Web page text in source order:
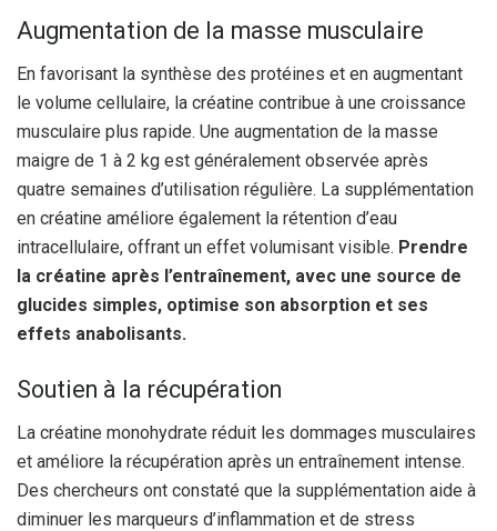
Augmentation de la masse musculaire
En favorisant la synthèse des protéines et en augmentant
le volume cellulaire, la créatine contribue à une croissance
musculaire plus rapide. Une augmentation de la masse
maigre de 1 à 2 kg est généralement observée après
quatre semaines d’utilisation régulière. La supplémentation
en créatine améliore également la rétention d’eau
intracellulaire, offrant un effet volumisant visible. Prendre
la créatine après l’entraînement, avec une source de
glucides simples, optimise son absorption et ses
effets anabolisants.
Soutien à la récupération
La créatine monohydrate réduit les dommages musculaires
et améliore la récupération après un entraînement intense.
Des chercheurs ont constaté que la supplémentation aide à
diminuer les marqueurs d’inflammation et de stress